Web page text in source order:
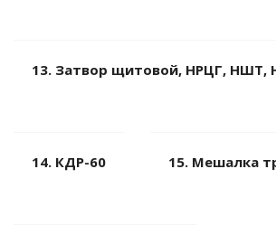
13. Затвор щитовой, НРЦГ,
14. КДР-60 15. Мешалка